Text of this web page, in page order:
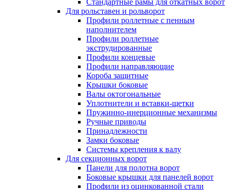
Стандартные рамы для откатных ворот
Для рольставен и рольворот
Профили роллетные с пенным
наполнителем
Профили роллетные
экструдированные
Профили концевые
Профили направляющие
Короба защитные
Крышки боковые
Валы октогональные
Уплотнители и вставки-щетки
Пружинно-инерционные механизмы
Ручные приводы
Принадлежности
Замки боковые
Системы крепления к валу
Для секционных ворот
Панели для полотна ворот
Боковые крышки для панелей ворот
Профили из оцинкованной стали